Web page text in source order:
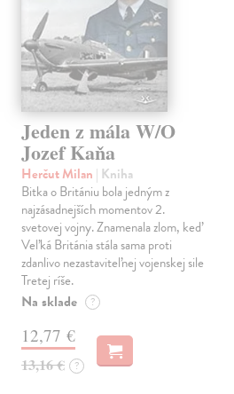
Jeden z mála W/O
Jozef Kaňa
Herčut Milan | Kniha
Bitka o Britániu bola jedným z
najzásadnejších momentov 2.
svetovej vojny. Znamenala zlom, keď
Veľká Británia stála sama proti
zdanlivo nezastaviteľnej vojenskej sile
Tretej ríše.
Na sklade ?
12,77 €
13,16 € ?